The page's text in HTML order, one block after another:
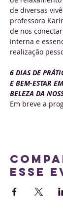
de diversas
professora
de nos
interna e
realização
6 DIAS DE
E BEM-ESTAR
BELEZA DA
Em breve a
esse